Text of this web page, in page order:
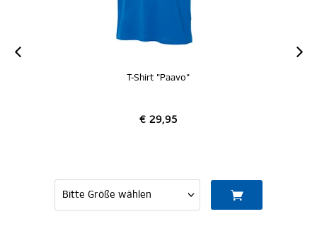
T-Shirt "Paavo"
€ 29,95